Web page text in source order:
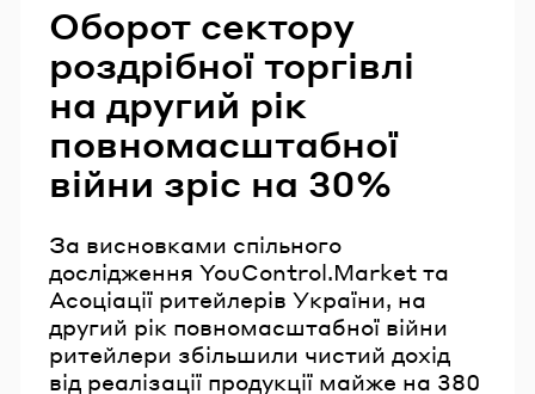
Оборот сектору
роздрібної торгівлі
на другий рік
повномасштабної
війни зріс на 30%
За висновками спільного
дослідження YouControl.Market та
Асоціації ритейлерів України, на
другий рік повномасштабної війни
ритейлери збільшили чистий дохід
від реалізації продукції майже на 380